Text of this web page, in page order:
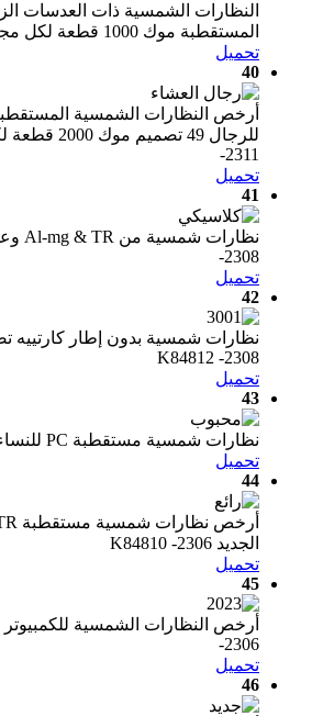
النظارات الشمسية ذات العدسات
المستقطبة موك 1000 قطعة لكل مجموعة K8487585 -2311
تحميل
40
أرخص النظارات الشمسية
-2311
تحميل
41
-2308
تحميل
42
نظارات شمسية بدون إطار كارتييه
K84812 -2308
تحميل
43
نظارات شمسية مستقطبة PC للنساء 2023 K85514 -2307
تحميل
44
الجديد K84810 -2306
تحميل
45
-2306
تحميل
46